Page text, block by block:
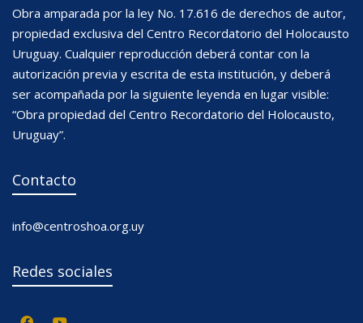
Obra amparada por la ley No. 17.616 de derechos de autor,
propiedad exclusiva del Centro Recordatorio del Holocausto
Uruguay. Cualquier reproducción deberá contar con la
autorización previa y escrita de esta institución, y deberá
ser acompañada por la siguiente leyenda en lugar visible:
“Obra propiedad del Centro Recordatorio del Holocausto,
Uruguay”.
Contacto
info@centroshoa.org.uy
Redes sociales